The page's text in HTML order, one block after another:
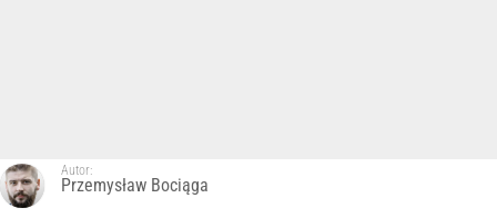
Autor:
Przemysław Bociąga